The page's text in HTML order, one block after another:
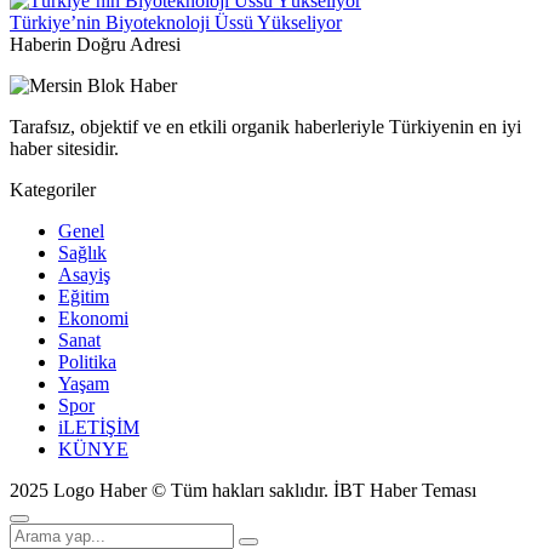
Türkiye’nin Biyoteknoloji Üssü Yükseliyor
Haberin Doğru Adresi
Tarafsız, objektif ve en etkili organik haberleriyle Türkiyenin en iyi
haber sitesidir.
Kategoriler
Genel
Sağlık
Asayiş
Eğitim
Ekonomi
Sanat
Politika
Yaşam
Spor
iLETİŞİM
KÜNYE
2025 Logo Haber © Tüm hakları saklıdır. İBT Haber Teması